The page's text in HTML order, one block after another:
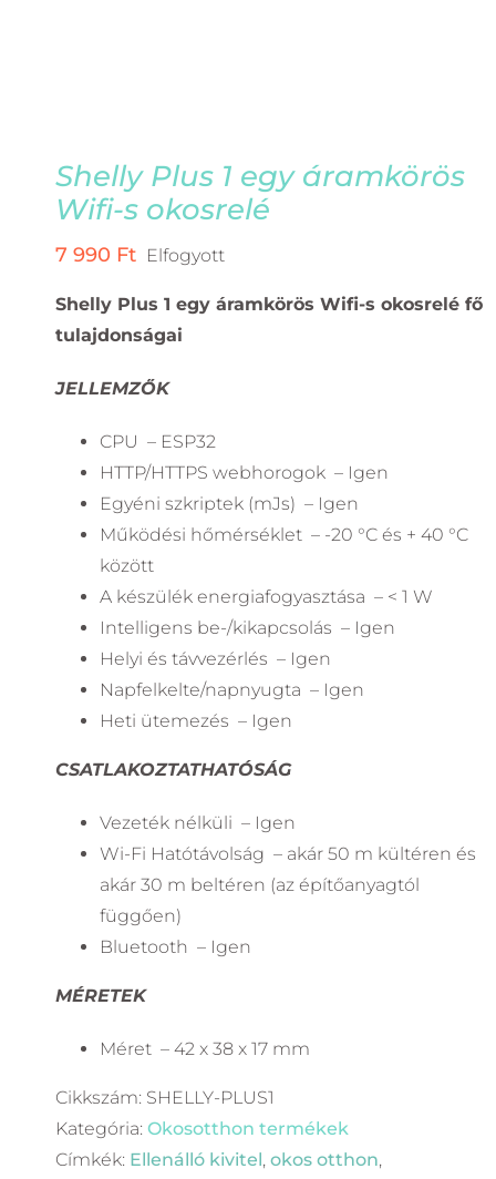
Shelly Plus 1 egy áramkörös
Wifi-s okosrelé
7 990 Ft Elfogyott
Shelly Plus 1 egy áramkörös Wifi-s okosrelé fő
tulajdonságai
JELLEMZŐK
CPU – ESP32
HTTP/HTTPS webhorogok – Igen
Egyéni szkriptek (mJs) – Igen
Működési hőmérséklet – -20 °C és + 40 °C
között
A készülék energiafogyasztása – < 1 W
Intelligens be-/kikapcsolás – Igen
Helyi és távvezérlés – Igen
Napfelkelte/napnyugta – Igen
Heti ütemezés – Igen
CSATLAKOZTATHATÓSÁG
Vezeték nélküli – Igen
Wi-Fi Hatótávolság – akár 50 m kültéren és
akár 30 m beltéren (az építőanyagtól
függően)
Bluetooth – Igen
MÉRETEK
Méret – 42 x 38 x 17 mm
Cikkszám: SHELLY-PLUS1
Kategória: Okosotthon termékek
Címkék: Ellenálló kivitel, okos otthon,